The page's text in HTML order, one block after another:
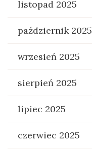
listopad 2025
październik 2025
wrzesień 2025
sierpień 2025
lipiec 2025
czerwiec 2025